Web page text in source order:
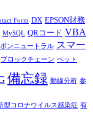
Form DX EPSON財務
MySQL QRコード VBA
ンニュートラル スマー
ブロックチェーン ペット
備忘録 動線分析 参
型コロナウイルス感染症 有